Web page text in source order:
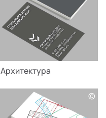
Архитектура
©